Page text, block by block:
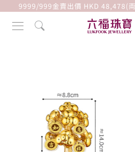
9999/999金賣出價 HKD 48,478(